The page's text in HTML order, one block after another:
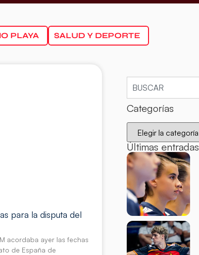
PLAYA SALUD Y DEPORTE
para la disputa del
acordaba ayer las fechas
de España de
Categorías
Últimas entradas